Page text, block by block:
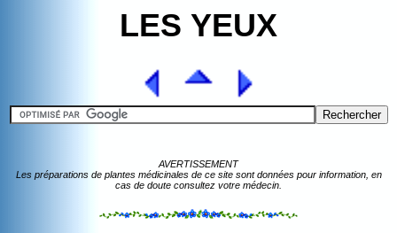
LES YEUX
AVERTISSEMENT
Les préparations de plantes médicinales de ce site sont données pour information, en
cas de doute consultez votre médecin.